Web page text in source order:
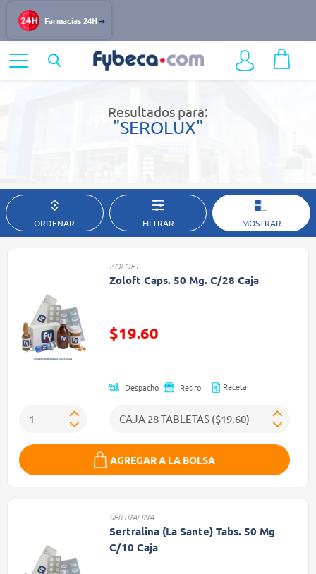
Farmacias 24H
Resultados de búsqueda
Resultados para:
"SEROLUX"
ORDENAR FILTRAR MOSTRAR
ZOLOFT
Zoloft Caps. 50 Mg. C/28 Caja
$19.60
Despacho Retiro Receta
AGREGAR A LA BOLSA
SERTRALINA
Sertralina (La Sante) Tabs. 50 Mg
C/10 Caja